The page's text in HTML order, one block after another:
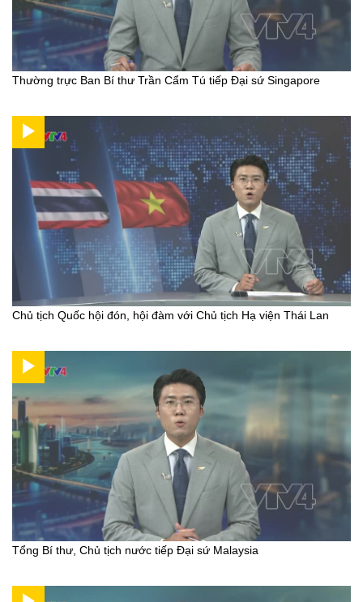
Thường trực Ban Bí thư Trần Cẩm Tú tiếp Đại sứ Singapore
Chủ tịch Quốc hội đón, hội đàm với Chủ tịch Hạ viện Thái Lan
Tổng Bí thư, Chủ tịch nước tiếp Đại sứ Malaysia